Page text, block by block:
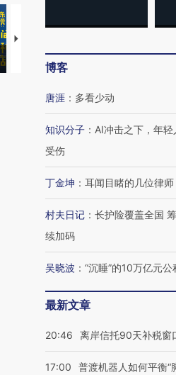
【推广】走进第四届链博
会，让数智科技“链”接产
【特别呈现
博客
唐涯 ： 多看少动
知识分子 ： AI冲击之下，年
受伤
丁金坤 ： 耳闻目睹的几位律师
村夫日记 ： 长护险覆盖全国
续加码
吴晓波 ： “沉睡”的10万亿元公
最新文章
20:46 离岸信托90天补税窗
17:00
普渡机器人如何平衡“